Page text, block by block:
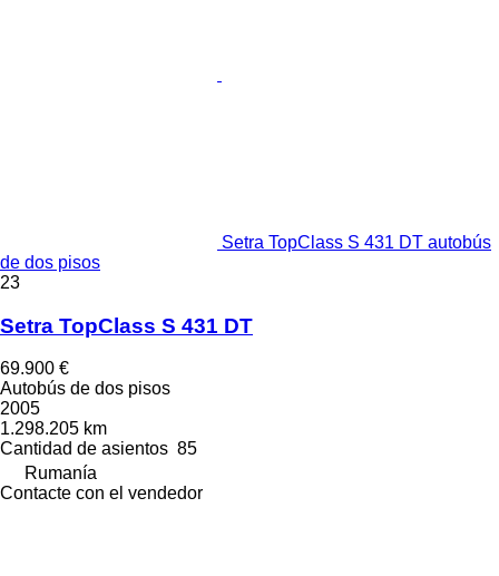
Setra TopClass S 431 DT autobús
de dos pisos
23
Setra TopClass S 431 DT
69.900 €
Autobús de dos pisos
2005
1.298.205 km
Cantidad de asientos 85
Rumanía
Contacte con el vendedor